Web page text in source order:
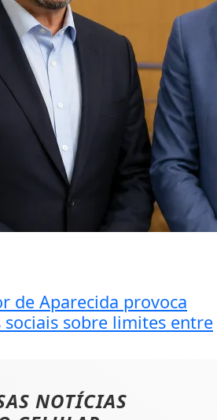
de Aparecida provoca
sociais sobre limites entre
NOTÍCIAS